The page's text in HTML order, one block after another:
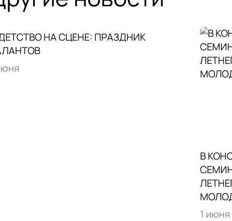
НА СЦЕНЕ: ПРАЗДНИК
В
1 июня